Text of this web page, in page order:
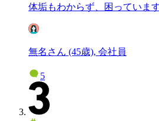
体垢もわからず、困っています
無名さん (45歳), 会社員
5